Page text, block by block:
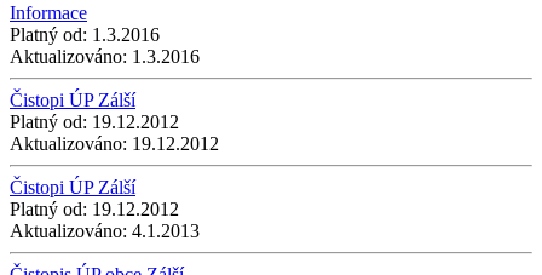
Informace
Platný od: 1.3.2016
Aktualizováno: 1.3.2016
Čistopi ÚP Zálší
Platný od: 19.12.2012
Aktualizováno: 19.12.2012
Čistopi ÚP Zálší
Platný od: 19.12.2012
Aktualizováno: 4.1.2013